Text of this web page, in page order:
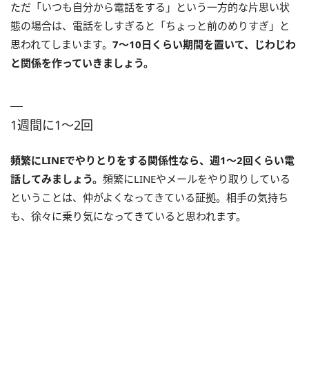
ただ「いつも自分から電話をする」という一方的な片思い状
態の場合は、電話をしすぎると「ちょっと前のめりすぎ」と
思われてしまいます。 7〜10日くらい期間を置いて、じわじわ
と関係を作っていきましょう。
1週間に1〜2回
頻繁にLINEでやりとりをする関係性なら、週1〜2回くらい電
話してみましょう。 頻繁にLINEやメールをやり取りしている
ということは、仲がよくなってきている証拠。相手の気持ち
も、徐々に乗り気になってきていると思われます。